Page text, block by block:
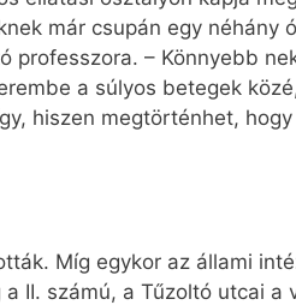
már csupán egy néhány
professzora. – Könnyebb
a súlyos betegek
hiszen megtörténhet,
Míg egykor az állami
II. számú, a Tűzoltó utcai a